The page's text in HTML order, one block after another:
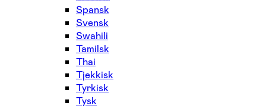
Spansk
Svensk
Swahili
Tamilsk
Thai
Tjekkisk
Tyrkisk
Tysk